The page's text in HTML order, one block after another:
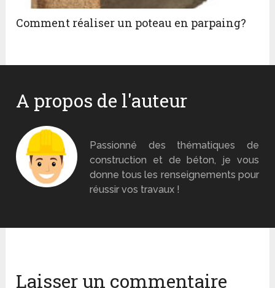
Comment réaliser un poteau en parpaing?
A propos de l'auteur
Passionné des thématiques de
construction et de béton, je vous
donne tous les renseignements pour
réussir vos travaux !
Laisser un commentaire